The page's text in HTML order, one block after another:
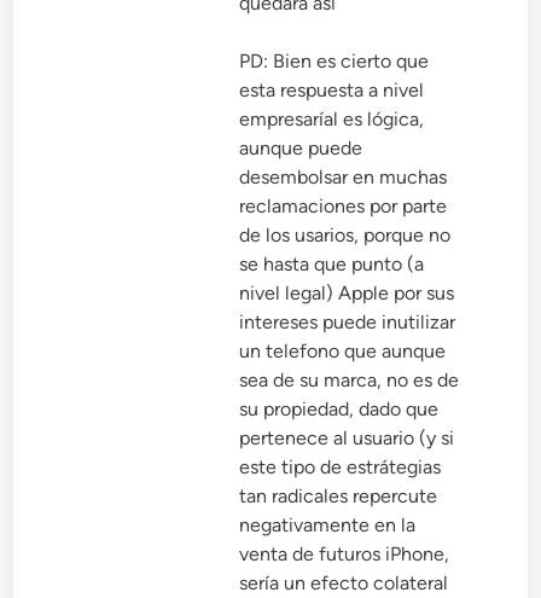
PD: Bien es cierto que
esta respuesta a nivel
empresaríal es lógica,
aunque puede
desembolsar en muchas
reclamaciones por parte
de los usarios, porque no
se hasta que punto (a
nivel legal) Apple por sus
intereses puede inutilizar
un telefono que aunque
sea de su marca, no es de
su propiedad, dado que
pertenece al usuario (y si
este tipo de estrátegias
tan radicales repercute
negativamente en la
venta de futuros iPhone,
sería un efecto colateral